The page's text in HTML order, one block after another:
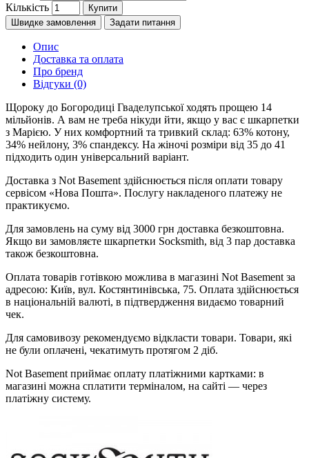
Кількість
Купити
Швидке замовлення
Задати питання
Опис
Доставка та оплата
Про бренд
Відгуки (0)
Щороку до Богородиці Гваделупської ходять прощею 14
мільйонів. А вам не треба нікуди йти, якщо у вас є шкарпетки
з Марією. У них комфортний та тривкий склад: 63% котону,
34% нейлону, 3% спандексу. На жіночі розміри від 35 до 41
підходить один універсальний варіант.
Доставка з Not Basement здійснюється після оплати товару
сервісом «Нова Пошта». Послугу накладеного платежу не
практикуємо.
Для замовлень на суму від 3000 грн доставка безкоштовна.
Якщо ви замовляєте шкарпетки Socksmith, від 3 пар доставка
також безкоштовна.
Оплата товарів готівкою можлива в магазині Not Basement за
адресою: Київ, вул. Костянтинівська, 75. Оплата здійснюється
в національній валюті, в підтвердження видаємо товарний
чек.
Для самовивозу рекомендуємо відкласти товари. Товари, які
не були оплачені, чекатимуть протягом 2 діб.
Not Basement приймає оплату платіжними картками: в
магазині можна сплатити терміналом, на сайті — через
платіжну систему.